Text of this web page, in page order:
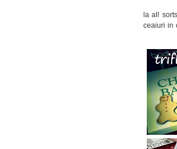
la all
ceaiuri in